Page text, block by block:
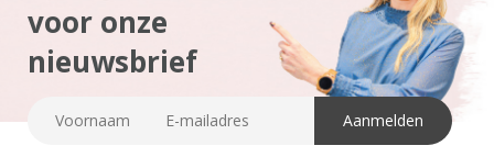
voor onze
nieuwsbrief